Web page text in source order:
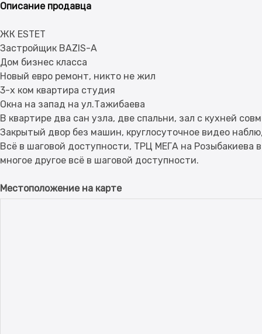
Описание продавца
ЖК ESTET
Застройщик BAZIS-A
Дом бизнес класса
Новый евро ремонт, никто не жил
3-х ком квартира студия
Окна на запад на ул.Тажибаева
В квартире два сан узла, две спальни, зал с кухней
Закрытый двор без машин, круглосуточное видео
Всё в шаговой доступности, ТРЦ МЕГА на
Местоположение на карте